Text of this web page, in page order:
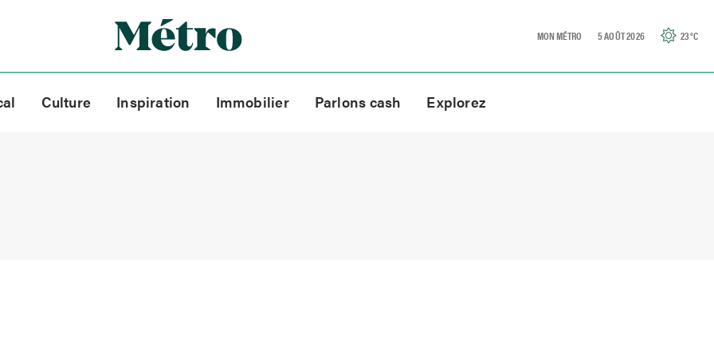
MON MÉTRO 5 AOÛT 2026 23°C
Culture Inspiration Immobilier Parlons cash Explorez